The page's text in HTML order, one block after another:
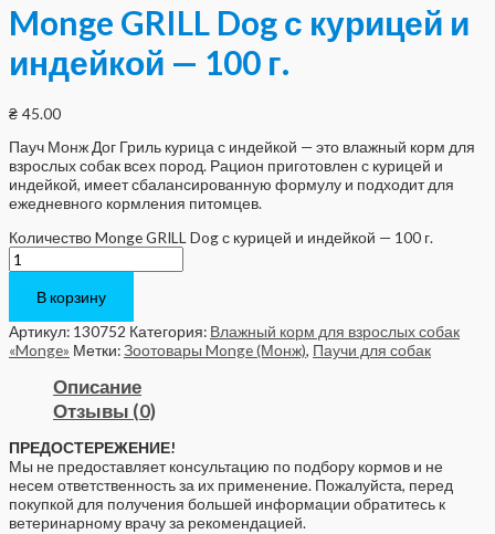
Monge GRILL Dog с курицей и
индейкой — 100 г.
₴ 45.00
Пауч Монж Дог Гриль курица с индейкой — это влажный корм для
взрослых собак всех пород. Рацион приготовлен с курицей и
индейкой, имеет сбалансированную формулу и подходит для
ежедневного кормления питомцев.
Количество Monge GRILL Dog с курицей и индейкой — 100 г.
В корзину
Артикул: 130752 Категория: Влажный корм для взрослых собак
«Monge» Метки:Зоотовары Monge (Монж), Паучи для собак
Описание
Отзывы (0)
ПРЕДОСТЕРЕЖЕНИЕ!
Мы не предоставляет консультацию по подбору кормов и не
несем ответственность за их применение. Пожалуйста, перед
покупкой для получения большей информации обратитесь к
ветеринарному врачу за рекомендацией.